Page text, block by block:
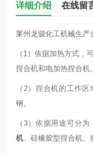
详细介绍 在线留
莱州龙骏化工机械生产
（1）依据加热方式，
捏合机和电加热捏合机。
（2）捏合机的工作
钢。
（3）依据用途可分
机、硅橡胶型捏合机、